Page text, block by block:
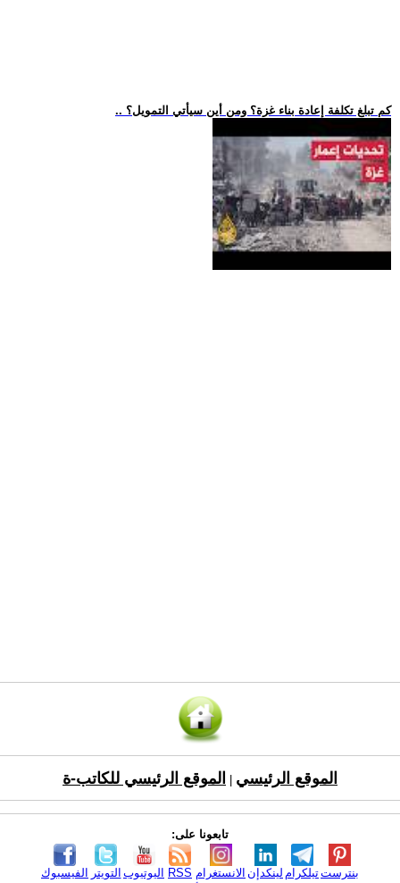
.. كم تبلغ تكلفة إعادة بناء غزة؟ ومن أين سيأتي التمويل؟
الموقع الرئيسي الموقع الرئيسي للكاتب-ة
تابعونا على:
الفيسبوك التويتر اليوتيوب RSS الانستغرام لينكدإن تيلكرامبنترست